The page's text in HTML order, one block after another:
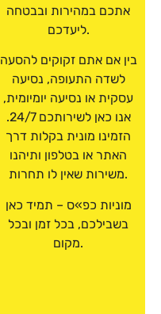
אתכם במהירות ובבטחה
ליעדכם.
בין אם אתם זקוקים להסעה
לשדה התעופה, נסיעה
עסקית או נסיעה יומיומית,
אנו כאן לשירותכם 24/7.
הזמינו מונית בקלות דרך
האתר או בטלפון ותיהנו
משירות שאין לו תחרות.
מוניות כפ»ס – תמיד כאן
בשבילכם, בכל זמן ובכל
מקום.